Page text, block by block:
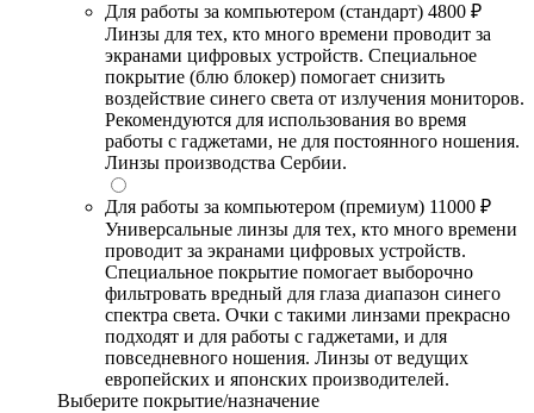
Для работы за компьютером (стандарт) 4800 ₽
Линзы для тех, кто много времени проводит за
экранами цифровых устройств. Специальное
покрытие (блю блокер) помогает снизить
воздействие синего света от излучения мониторов.
Рекомендуются для использования во время
работы с гаджетами, не для постоянного ношения.
Линзы производства Сербии.
Для работы за компьютером (премиум) 11000 ₽
Универсальные линзы для тех, кто много времени
проводит за экранами цифровых устройств.
Специальное покрытие помогает выборочно
фильтровать вредный для глаза диапазон синего
спектра света. Очки с такими линзами прекрасно
подходят и для работы с гаджетами, и для
повседневного ношения. Линзы от ведущих
европейских и японских производителей.
Выберите покрытие/назначение